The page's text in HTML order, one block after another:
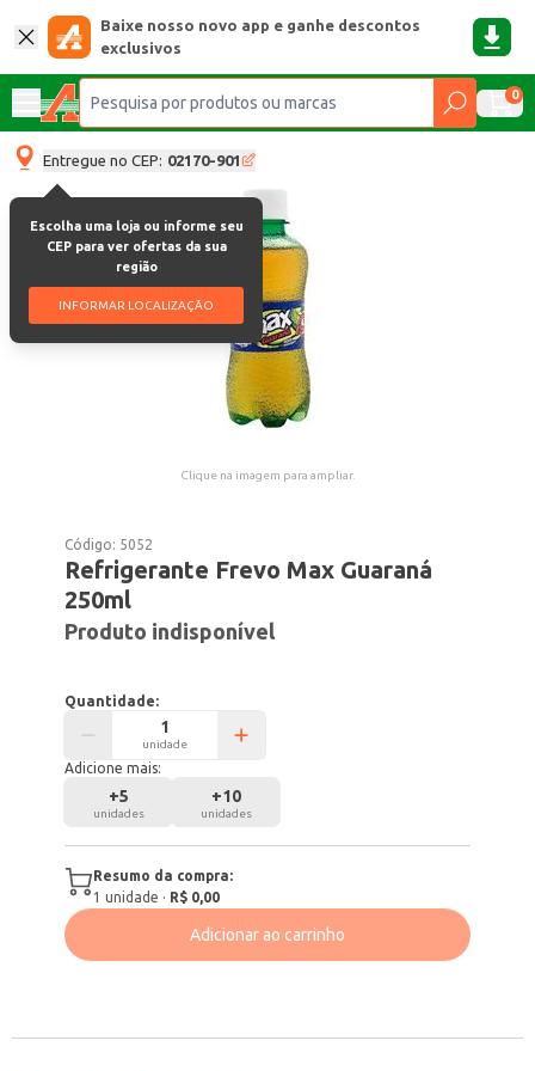
Baixe nosso novo app e ganhe descontos
exclusivos
0
Entregue no CEP: 02170-901
Escolha uma loja ou informe seu
CEP para ver ofertas da sua
região
INFORMAR LOCALIZAÇÃO
Clique na imagem para ampliar.
Código: 5052
Refrigerante Frevo Max Guaraná
250ml
Produto indisponível
Quantidade:
unidade
Adicione mais:
+5
unidades
+10
unidades
Resumo da compra:
1 unidade · R$ 0,00
Adicionar ao carrinho